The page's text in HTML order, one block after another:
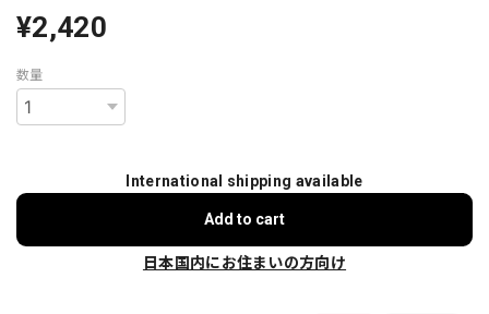
¥2,420
数量
International shipping available
Add to cart
日本国内にお住まいの方向け